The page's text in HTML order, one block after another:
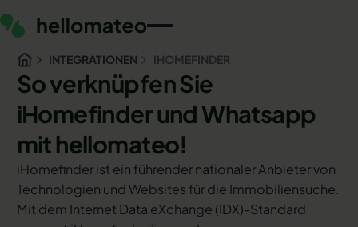
INTEGRATIONEN IHOMEFINDER
So verknüpfen Sie
iHomefinder und Whatsapp
mit hellomateo!
iHomefinder ist ein führender nationaler Anbieter von
Technologien und Websites für die Immobiliensuche.
Mit dem Internet Data eXchange (IDX)-Standard